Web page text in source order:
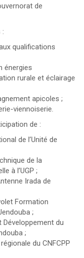
de
:
qualifications
énergies
rurale et éclairage
apicoles ;
viennoiserie.
de :
de l’Unité de
de la
à l’UGP ;
Irada de
Formation
;
Développement du
;
du CNFCPP